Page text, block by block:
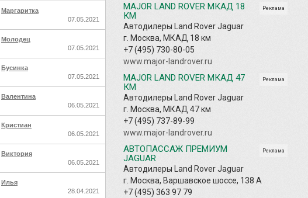
Маргаритка
07.05.2021
Молодец
07.05.2021
Бусинка
07.05.2021
Валентина
06.05.2021
Кристиан
06.05.2021
Виктория
06.05.2021
Илья
28.04.2021
Реклама
MAJOR LAND ROVER МКАД 18
КМ
Автодилеры Land Rover Jaguar
г. Москва, МКАД 18 км
+7 (495) 730-80-05
www.major-landrover.ru
Реклама
MAJOR LAND ROVER МКАД 47
КМ
Автодилеры Land Rover Jaguar
г. Москва, МКАД 47 км
+7 (495) 737-89-99
www.major-landrover.ru
Реклама
АВТОПАССАЖ ПРЕМИУМ
JAGUAR
Автодилеры Land Rover Jaguar
г. Москва, Варшавское шоссе, 138 А
+7 (495) 363 97 79